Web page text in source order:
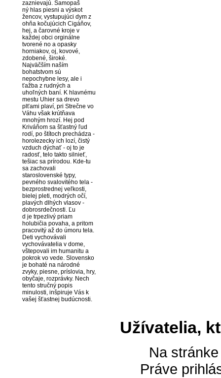
zaznievajú. Samopaš
ný hlas piesni a výskot
žencov, vystupujúci dym z
ohňa kočujúcich Cigáňov,
hej, a čarovné kroje v
každej obci orginálne
tvorené no a opasky
horniakov, oj, kovové,
zdobené, široké.
Najväčším naším
bohatstvom sú
nepochybne lesy, ale i
ťažba z rudných a
uhoľných baní. K hlavnému
mestu Uhier sa drevo
plťami plaví, pri Strečne vo
Váhu však krútňava
mnohým hrozí. Hej pod
Kriváňom sa šťastný ľud
rodí, po štítoch prechádza -
horolezecky ich lozí, čistý
vzduch dýchať - oj to je
radosť, telo takto silnieť,
tešiac sa prírodou. Kde-tu
sa zachovali
staroslovenské typy,
pevného svalovitého tela -
bezprostrednej veľkosti,
bielej pleti, modrých očí,
plavých dlhých vlasov -
dobrosrdečnosti. Ľu
d je trpezlivý priam
holubičia povaha, a pritom
pracovitý až do úmoru tela.
Deti vychovávali
vychovávatelia v dome,
vštepovali im humanitu a
pokrok vo vede. Slovensko
je bohaté na národné
zvyky, piesne, príslovia, hry,
obyčaje, rozprávky. Nech
tento stručný popis
minulosti, inšpiruje Vás k
vašej šťastnej budúcnosti.
Užívatelia,
Na
Práve